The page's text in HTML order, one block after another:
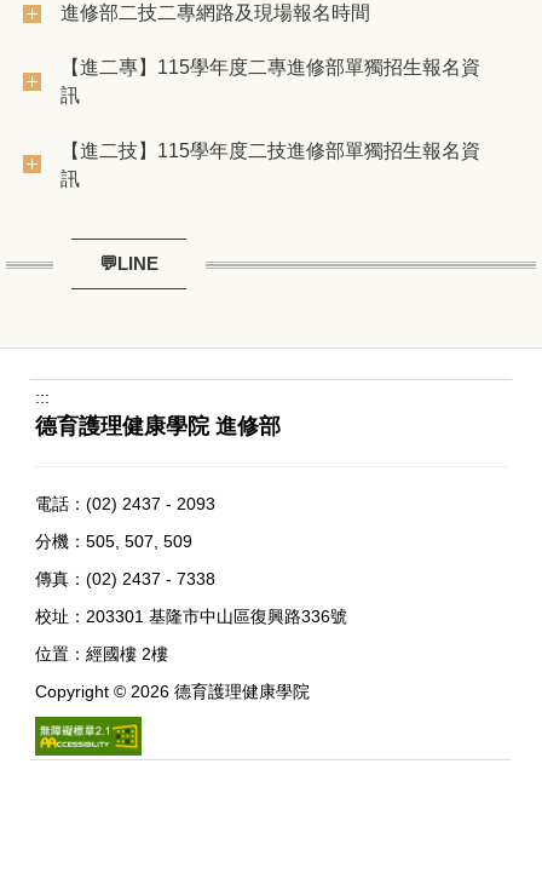
進修部二技二專網路及現場報名時間
【進二專】115學年度二專進修部單獨招生報名資
訊
【進二技】115學年度二技進修部單獨招生報名資
訊
💬LINE
:::
德育護理健康學院 進修部
電話：(02) 2437 - 2093
分機：505, 507, 509
傳真：(02) 2437 - 7338
校址： 203301 基隆市中山區復興路336號
位置：經國樓 2樓
Copyright © 2026 德育護理健康學院